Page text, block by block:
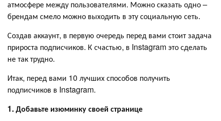
атмосфере между пользователями. Можно сказать одно –
брендам смело можно выходить в эту социальную сеть.
Создав аккаунт, в первую очередь перед вами стоит задача
прироста подписчиков. К счастью, в Instagram это сделать
не так трудно.
Итак, перед вами 10 лучших способов получить
подписчиков в Instagram.
1.Добавьте изюминку своей странице